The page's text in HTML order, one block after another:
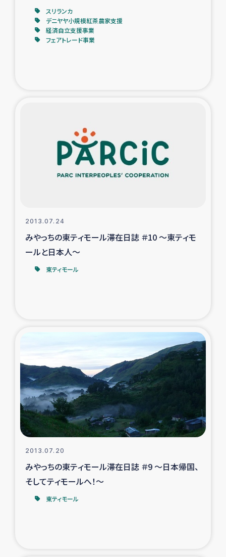
レバノンでのシリア難民・レバノン人への農業支援
海外ルーツの市民との共生
仮設住宅生活支援・農業復興支援
漁業復興支援
ガザ地区における被災住民への緊急支援
ガザ地区酪農を通した女性グループの生計支援
ふりかけ普及と食生活改善による栄養改善事業
緊急支援事業
女性の生計向上を通じた子どもの栄養改善事業
スリランカ
デニヤヤ小規模紅茶農家支援
経済自立支援事業
フェアトレード事業
2013.07.24
みやっちの東ティモール滞在日誌 ＃10 ～東ティモ
ールと日本人～
東ティモール
2013.07.20
みやっちの東ティモール滞在日誌 ＃9 ～日本帰国、
そしてティモールへ！～
東ティモール